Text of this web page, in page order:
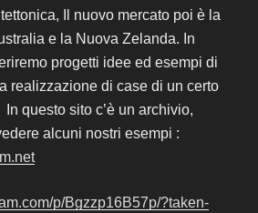
Il nuovo mercato poi è la
e la Nuova Zelanda. In
progetti idee ed esempi di
realizzazione di case di un certo
questo sito c’è un archivio,
alcuni nostri esempi :
p/Bgzzp16B57p/?taken-